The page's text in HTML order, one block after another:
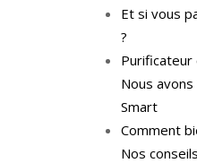
Et si vous
?
Purificateur
Nous
Smart
Comment
Nos